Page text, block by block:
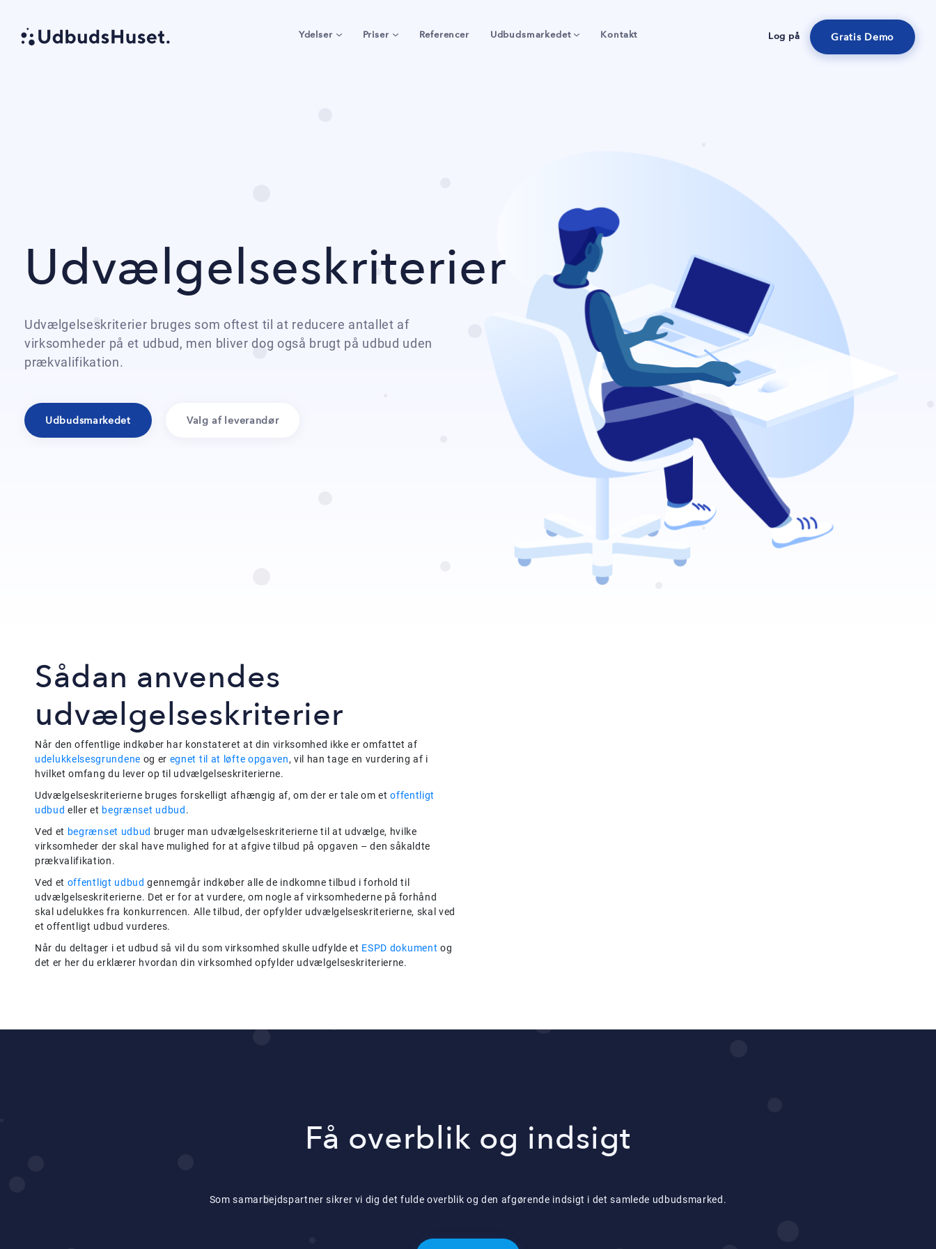
Ydelser Priser Referencer Udbudsmarkedet Kontakt Log på Gratis Demo
Udvælgelseskriterier
Udvælgelseskriterier bruges som oftest til at reducere antallet af
virksomheder på et udbud, men bliver dog også brugt på udbud uden
prækvalifikation.
Udbudsmarkedet Valg af leverandør
Sådan anvendes
udvælgelseskriterier
Når den offentlige indkøber har konstateret at din virksomhed ikke er omfattet af
udelukkelsesgrundene og er egnet til at løfte opgaven, vil han tage en vurdering af i
hvilket omfang du lever op til udvælgelseskriterierne.
Udvælgelseskriterierne bruges forskelligt afhængig af, om der er tale om etoffentligt
udbud eller et begrænset udbud .
Ved et begrænset udbud bruger man udvælgelseskriterierne til at udvælge, hvilke
virksomheder der skal have mulighed for at afgive tilbud på opgaven – den såkaldte
prækvalifikation.
Ved et offentligt udbud gennemgår indkøber alle de indkomne tilbud i forhold til
udvælgelseskriterierne. Det er for at vurdere, om nogle af virksomhederne på forhånd
skal udelukkes fra konkurrencen. Alle tilbud, der opfylder udvælgelseskriterierne, skal ved
et offentligt udbud vurderes.
Når du deltager i et udbud så vil du som virksomhed skulle udfylde et ESPD dokument og
det er her du erklærer hvordan din virksomhed opfylder udvælgelseskriterierne.
Få overblik og indsigt
Som samarbejdspartner sikrer vi dig det fulde overblik og den afgørende indsigt i det samlede udbudsmarked.